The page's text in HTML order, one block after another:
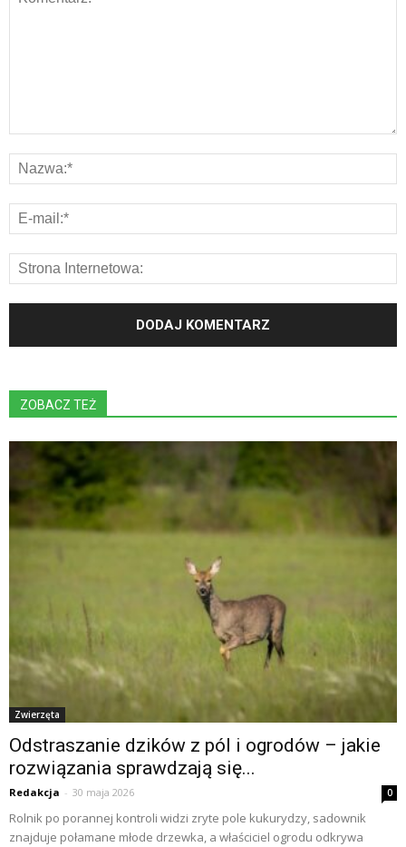
ZOBACZ TEŻ
Zwierzęta
Odstraszanie dzików z pól i ogrodów – jakie
rozwiązania sprawdzają się...
Redakcja - 30 maja 2026 0
Rolnik po porannej kontroli widzi zryte pole kukurydzy, sadownik
znajduje połamane młode drzewka, a właściciel ogrodu odkrywa